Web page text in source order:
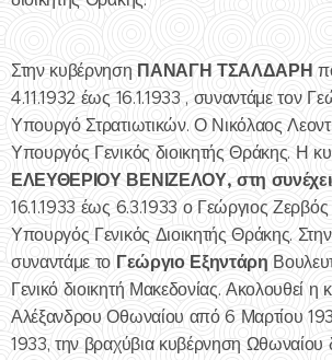
Στην κυβέρνηση ΠΑΝΑΓΗ ΤΣΑΛΔΑΡΗ
4.11.1932 έως 16.1.1933 , συναντάμε τον
Υπουργό Στρατιωτικών. Ο Νικόλαος
Υπουργός Γενικός διοικητής Θράκης. Η
ΕΛΕΥΘΕΡΙΟΥ ΒΕΝΙΖΕΛΟΥ, στη
16.1.1933 έως 6.3.1933 ο Γεώργιος Ζερβός
Υπουργός Γενικός Διοικητής Θράκης.
συναντάμε το Γεώργιο Εξηντάρη
Γενικό διοικητή Μακεδονίας. Ακολουθεί η
Αλέξανδρου Οθωναίου από 6 Μαρτίου
1933, την βραχύβια κυβέρνηση Ωθωναίου